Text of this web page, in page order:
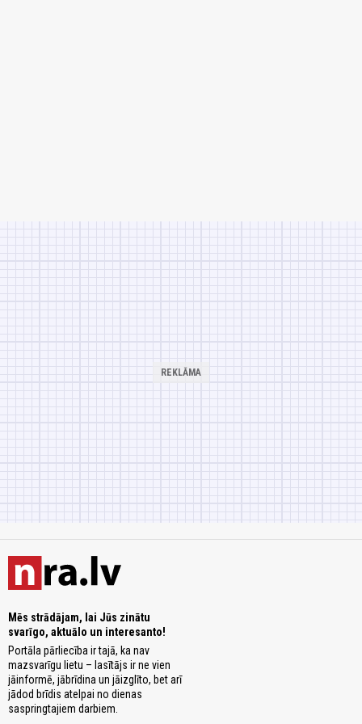
Mēs strādājam, lai Jūs zinātu
svarīgo, aktuālo un interesanto!
Portāla pārliecība ir tajā, ka nav
mazsvarīgu lietu – lasītājs ir ne vien
jāinformē, jābrīdina un jāizglīto, bet arī
jādod brīdis atelpai no dienas
saspringtajiem darbiem.